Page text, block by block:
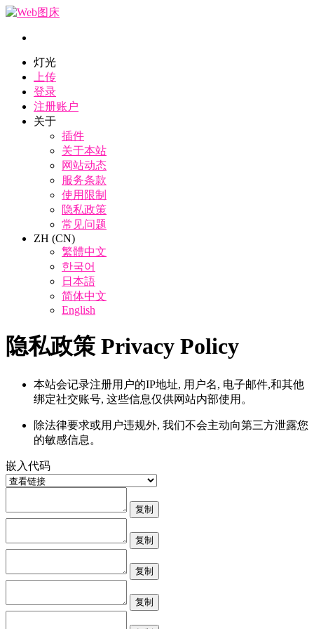
灯光
上传
登录
注册账户
关于
插件
关于本站
网站动态
服务条款
使用限制
隐私政策
常见问题
ZH (CN)
繁體中文
한국어
日本語
简体中文
English
隐私政策 Privacy Policy
本站会记录注册用户的IP地址, 用户名, 电子邮件,和其他
绑定社交账号, 这些信息仅供网站内部使用。
除法律要求或用户违规外, 我们不会主动向第三方泄露您
的敏感信息。
嵌入代码
复制
复制
复制
复制